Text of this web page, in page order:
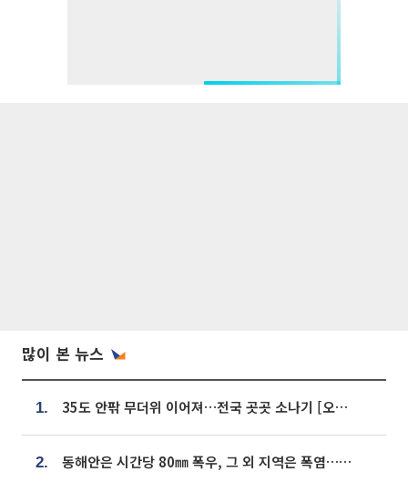
많이 본 뉴스
1. 35도 안팎 무더위 이어져…전국 곳곳 소나기 [오늘 날씨]
2. 동해안은 시간당 80㎜ 폭우, 그 외 지역은 폭염…‘극과 극 날씨’